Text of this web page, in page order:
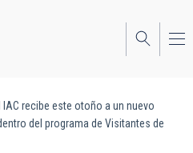
IAC recibe este otoño a un nuevo
del programa de Visitantes de